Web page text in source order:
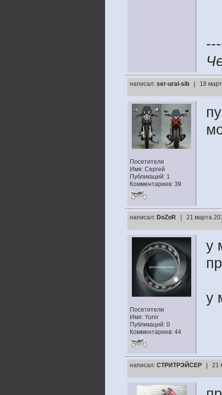
написал: ser-ural-sib | 18
Посетители
Имя: Сергей
Публикаций: 1
Комментариев: 39
написал: DoZoR | 21 марта
Посетители
Имя: Yunir
Публикаций: 0
Комментариев: 44
у
у
написал: СТРИТРЭЙСЕР | 21